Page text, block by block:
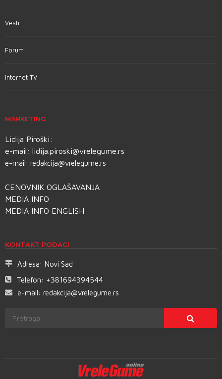
Vesti
Forum
Internet TV
MARKETING
Lidija Piroški:
e-mail: lidija.piroski@vrelegume.rs
e-mail: redakcija@vrelegume.rs
CENOVNIK OGLAŠAVANJA
MEDIA INFO
MEDIA INFO ENGLISH
KONTAKT PODACI
Adresa: Novi Sad
Telefon: +381694394544
e-mail: redakcija@vrelegume.rs